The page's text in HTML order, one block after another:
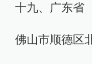
十九、广东省
佛山市顺德区